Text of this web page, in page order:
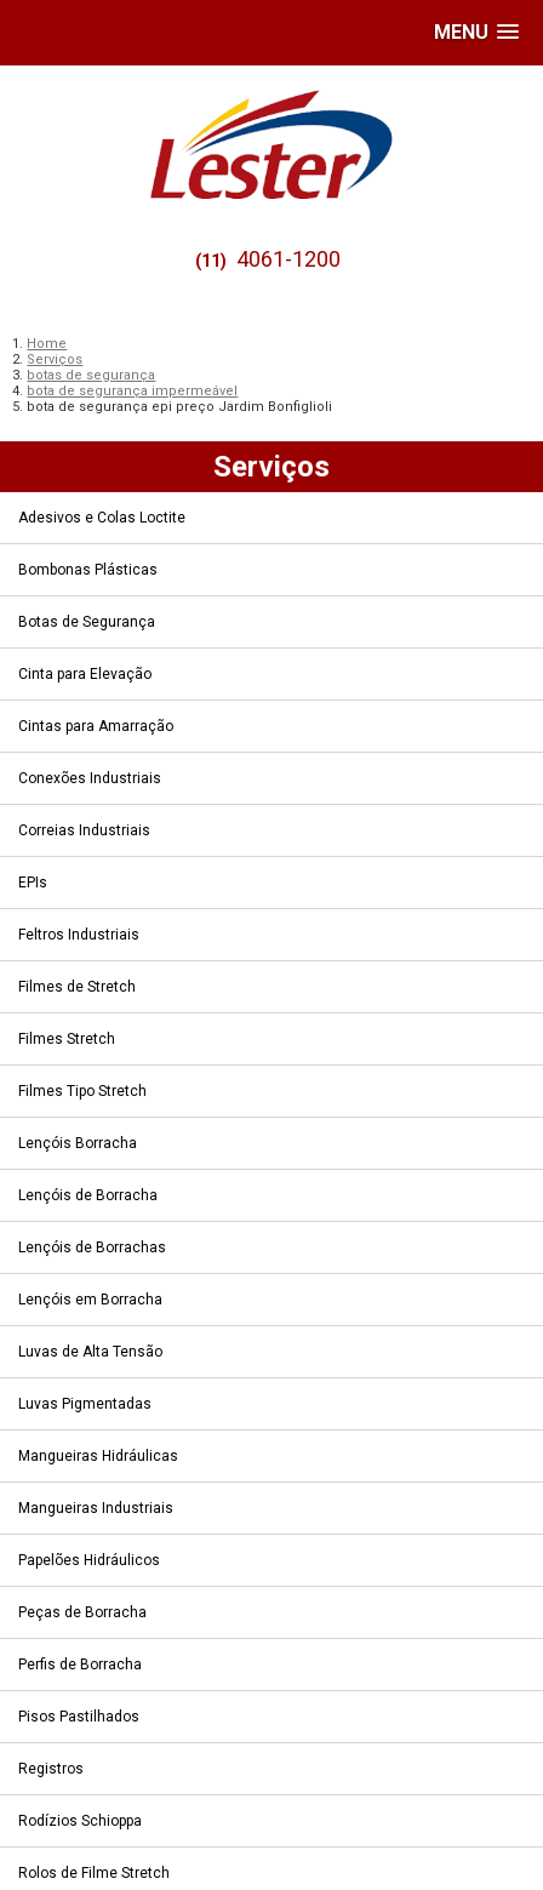
MENU
(11) 4061-1200
Home
Serviços
botas de segurança
bota de segurança impermeável
bota de segurança epi preço Jardim Bonfiglioli
Serviços
Adesivos e Colas Loctite
Bombonas Plásticas
Botas de Segurança
Cinta para Elevação
Cintas para Amarração
Conexões Industriais
Correias Industriais
EPIs
Feltros Industriais
Filmes de Stretch
Filmes Stretch
Filmes Tipo Stretch
Lençóis Borracha
Lençóis de Borracha
Lençóis de Borrachas
Lençóis em Borracha
Luvas de Alta Tensão
Luvas Pigmentadas
Mangueiras Hidráulicas
Mangueiras Industriais
Papelões Hidráulicos
Peças de Borracha
Perfis de Borracha
Pisos Pastilhados
Registros
Rodízios Schioppa
Rolos de Filme Stretch